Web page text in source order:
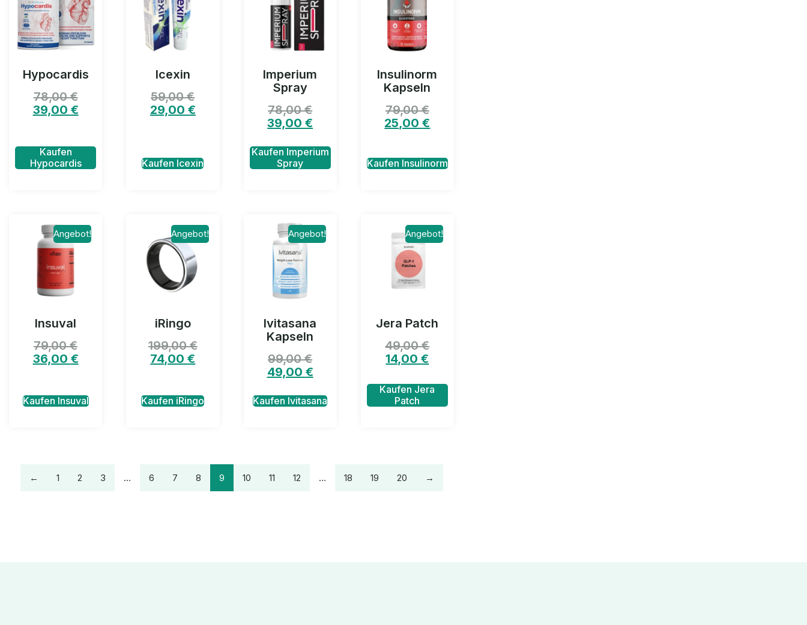
Hypocardis
78,00€
39,00 €
Kaufen
Hypocardis
Icexin
59,00€
29,00 €
Kaufen Icexin
Imperium
Spray
78,00€
39,00€
Kaufen Imperium
Spray
Insulinorm
Kapseln
79,00€
25,00€
Kaufen Insulinorm
Angebot!
Insuval
79,00€
36,00 €
Kaufen Insuval
Angebot!
iRingo
199,00€
74,00€
Kaufen iRingo
Angebot!
Ivitasana
Kapseln
99,00€
49,00 €
Kaufen Ivitasana
Angebot!
Jera Patch
49,00€
14,00€
Kaufen Jera
Patch
← 1 2 3 … 6 7 8 9 10 11 12 … 18 19 20 →